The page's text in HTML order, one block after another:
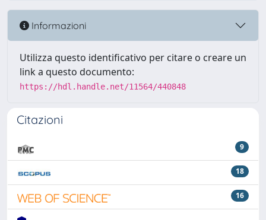
Informazioni
Utilizza questo identificativo per citare o creare un
link a questo documento:
https://hdl.handle.net/11564/440848
Citazioni
9
18
16